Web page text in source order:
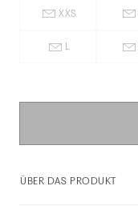
XXS
L
ÜBER DAS PRODUKT